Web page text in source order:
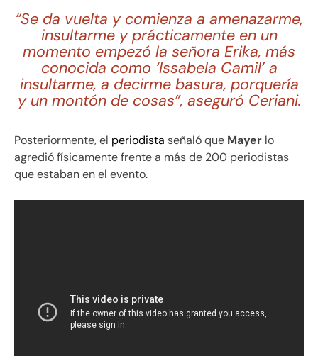
“Se da vuelta y comienza a amenazarme,
insultarme y prácticamente en un
momento empezó la señora Erika, más
conocida como ‘Issabela Camil’ a
insultarme, a decirme basura, porquería
y un montón de cosas”, aseguró Ceriani.
Posteriormente, el periodista señaló que Mayer lo
agredió físicamente frente a más de 200 periodistas
que estaban en el evento.